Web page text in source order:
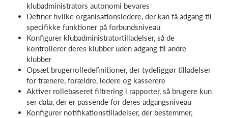
klubadministrators autonomi bevares
Definer hvilke organisationsledere, der kan få adgang til
specifikke funktioner på forbundsniveau
Konfigurer klubadministratortilladelser, så de
kontrollerer deres klubber uden adgang til andre
klubber
Opsæt brugerrolledefinitioner, der tydeliggør tilladelser
for trænere, forældre, ledere og kasserere
Aktiver rollebaseret filtrering i rapporter, så brugere kun
ser data, der er passende for deres adgangsniveau
Konfigurer notifikationstilladelser, der bestemmer,